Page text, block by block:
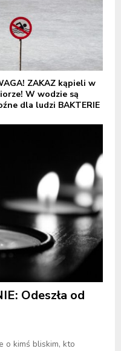
ZAKAZ kąpieli w
W wodzie są
dla ludzi BAKTERIE
Odeszła od
o kimś bliskim, kto